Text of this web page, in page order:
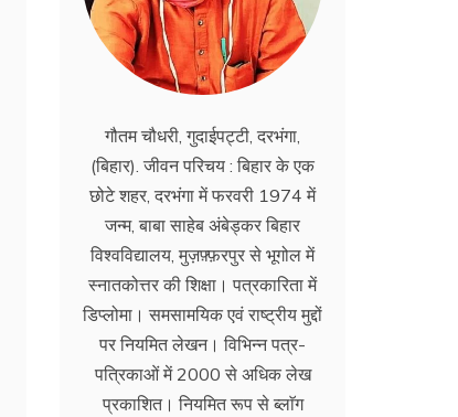
गौतम चौधरी, गुदाईपट्टी, दरभंगा,
(बिहार). जीवन परिचय : बिहार के एक
छोटे शहर, दरभंगा में फरवरी 1974 में
जन्म, बाबा साहेब अंबेड्कर बिहार
विश्वविद्यालय, मुज़फ़्फ़रपुर से भूगोल में
स्नातकोत्तर की शिक्षा। पत्रकारिता में
डिप्लोमा। समसामयिक एवं राष्ट्रीय मुद्दों
पर नियमित लेखन। विभिन्न पत्र-
पत्रिकाओं में 2000 से अधिक लेख
प्रकाशित। नियमित रूप से ब्लाॅग